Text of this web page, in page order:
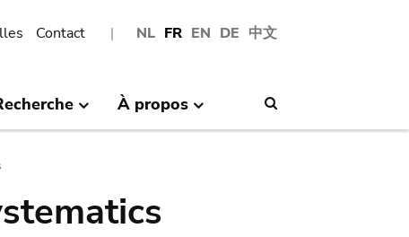
NL FR EN DE 中文
Contact
À propos